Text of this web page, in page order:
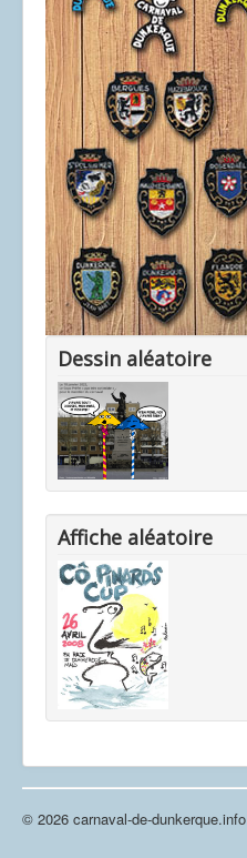
Dessin aléatoire
Affiche aléatoire
© 2026 carnaval-de-dunkerque.info